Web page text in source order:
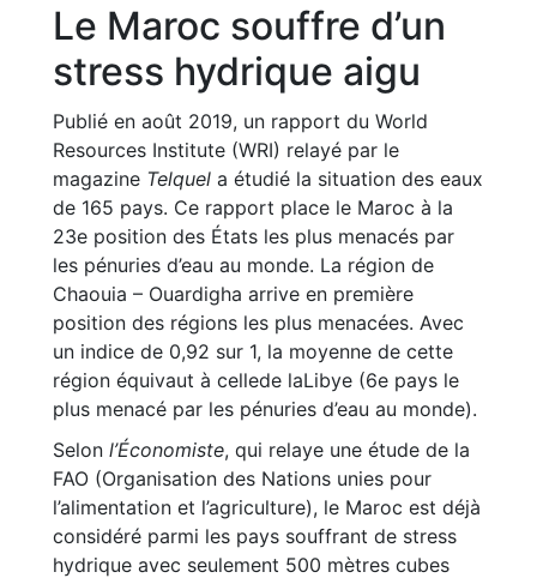
Le Maroc souffre d’un
stress hydrique aigu
Publié en août 2019, un rapport du World
Resources Institute (WRI) relayé par le
magazine Telquel a étudié la situation des eaux
de 165 pays. Ce rapport place le Maroc à la
23e position des États les plus menacés par
les pénuries d’eau au monde. La région de
Chaouia – Ouardigha arrive en première
position des régions les plus menacées. Avec
un indice de 0,92 sur 1, la moyenne de cette
région équivaut à cellede laLibye (6e pays le
plus menacé par les pénuries d’eau au monde).
Selon l’Économiste, qui relaye une étude de la
FAO (Organisation des Nations unies pour
l’alimentation et l’agriculture), le Maroc est déjà
considéré parmi les pays souffrant de stress
hydrique avec seulement 500 mètres cubes